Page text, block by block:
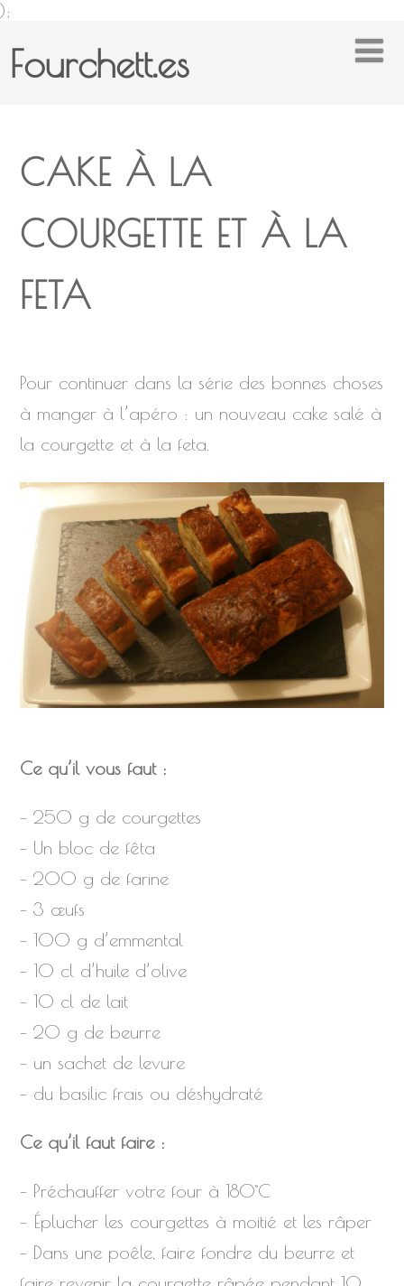
);
Fourchett.es
CAKE À LA
COURGETTE ET À LA
FETA
Pour continuer dans la série des bonnes choses
à manger à l’apéro : un nouveau cake salé à
la courgette et à la feta.
Ce qu’il vous faut :
– 250 g de courgettes
– Un bloc de fêta
– 200 g de farine
– 3 œufs
– 100 g d’emmental
– 10 cl d’huile d’olive
– 10 cl de lait
– 20 g de beurre
– un sachet de levure
– du basilic frais ou déshydraté
Ce qu’il faut faire :
– Préchauffer votre four à 180°C
– Éplucher les courgettes à moitié et les râper
– Dans une poêle, faire fondre du beurre et